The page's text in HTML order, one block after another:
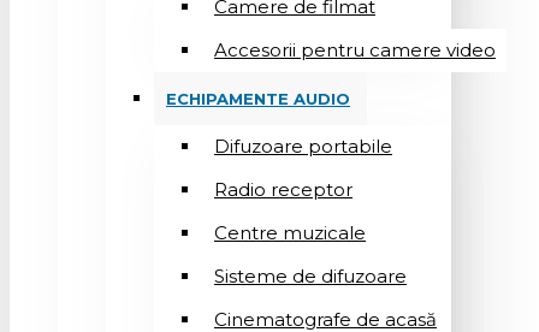
Camere de filmat
Accesorii pentru camere video
ECHIPAMENTE AUDIO
Difuzoare portabile
Radio receptor
Centre muzicale
Sisteme de difuzoare
Cinematografe de acasă